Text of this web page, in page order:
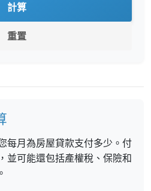
計算
重置
每月為房屋貸款支付多少。付
並可能還包括產權稅、保險和